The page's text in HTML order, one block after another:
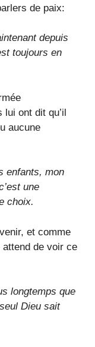
de paix:
depuis
toujours en
ont dit qu’il
aucune
enfants, mon
une
choix.
et comme
attend de voir ce
longtemps que
Dieu sait